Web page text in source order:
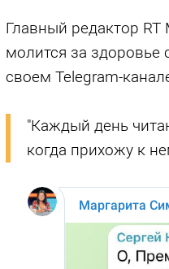
Главный редактор
молится за здоровье
своем Telegram-
"Каждый день
когда прихожу к